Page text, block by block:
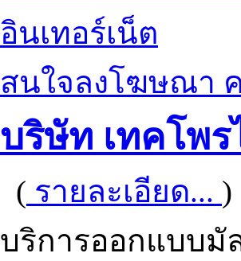
อินเทอร์เน็ต
สนใจลงโฆษณา
บริษัท เทคโพ
( รายละเอียด... )
บริการออกแบบมัล